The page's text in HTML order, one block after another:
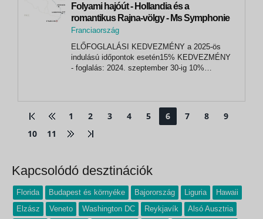
Folyami hajóút - Hollandia és a
romantikus Rajna-völgy - Ms Symphonie
Franciaország
Strasbourg
ELŐFOGLALÁSI KEDVEZMÉNY a 2025-ös
indulású időpontok esetén15% KEDVEZMÉNY
- foglalás: 2024. szeptember 30-ig 10%
december 31-ig Az előfoglalási
kedvezmény az alapárakból kerülnek
levonásra, a...
1 2 3 4 5 6 7 8
9
10
11
Kapcsolódó desztinációk
Florida Budapest és környéke Bajorország Liguria
Hawaii
Elzász
Veneto Washington DC Reykjavík
Alsó Ausztria